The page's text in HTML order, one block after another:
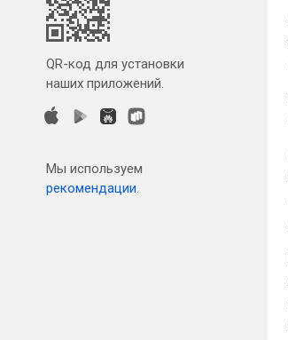
QR-код для установки
наших приложений.
Мы используем
рекомендации.